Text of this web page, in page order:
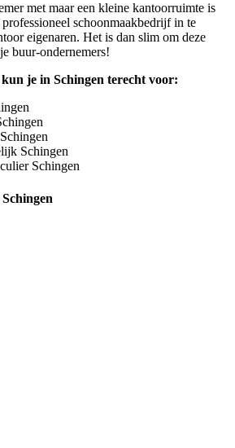
met maar een kleine kantoorruimte is
schoonmaakbedrijf in te
eigenaren. Het is dan slim om deze
buur-ondernemers!
je in Schingen terecht voor:
Schingen
Schingen